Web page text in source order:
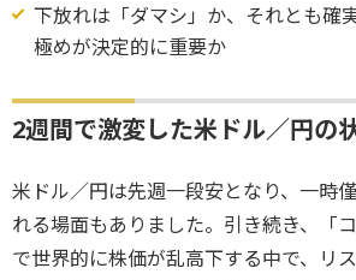
下放れは「ダマシ」か、それとも確
極めが決定的に重要か
2週間で激変した米ドル／円の
米ドル／円は先週一段安となり、一時
れる場面もありました。引き続き、「
で世界的に株価が乱高下する中で、リ